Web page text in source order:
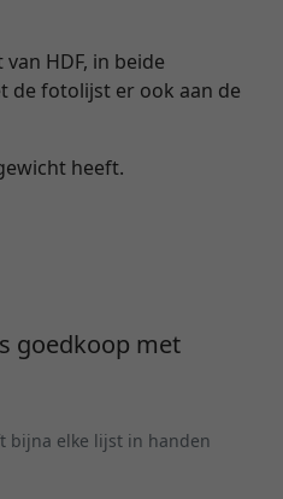
HDF, in beide
de fotolijst er ook aan de
heeft.
goedkoop met
bijna elke lijst in handen